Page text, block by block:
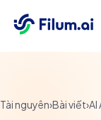
Tài nguyên›Bài viết›AI